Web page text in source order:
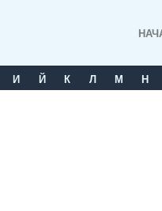
И Й К Л М Н